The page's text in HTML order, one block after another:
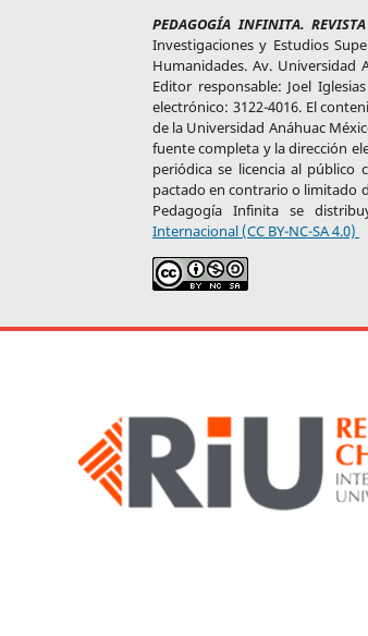
PEDAGOGÍA INFINITA.
Investigaciones y Estudios
Humanidades. Av. Universidad
Editor responsable: Joel
electrónico: 3122-4016. El
de la Universidad Anáhuac
fuente completa y la dirección
periódica se licencia al público
pactado en contrario o limitado
Pedagogía Infinita se
Internacional (CC BY-NC-SA 4.0)